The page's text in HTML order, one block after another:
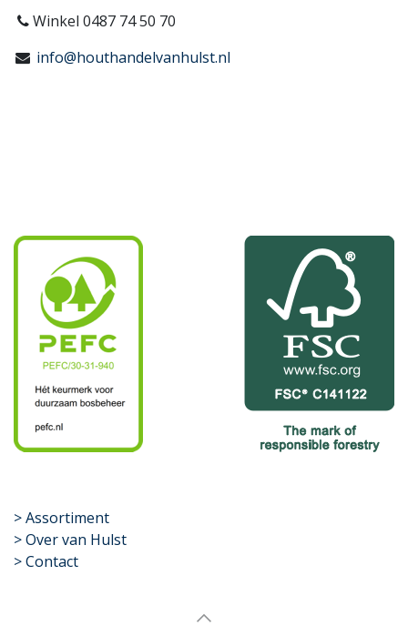
Winkel 0487 74 50 70
info@houthandelvanhulst.nl
​>Assortiment
> Over van Hulst
> Contact